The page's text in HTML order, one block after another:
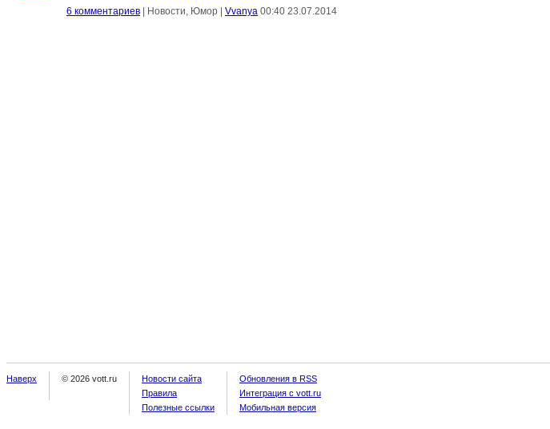
6 комментариев Новости, Юмор Vvanya 00:40 23.07.2014
Наверх © 2026 vott.ru
Новости сайта
Правила
Полезные ссылки
Обновления в RSS
Интеграция с vott.ru
Мобильная версия